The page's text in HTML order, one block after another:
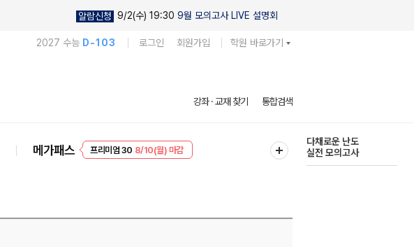
알람신청 9/2(수) 19:30 9월 모의고사 LIVE 설명회
2027 수능 D-103 로그인 회원가입 학원 바로가기
강좌 · 교재 찾기 통합검색
메가패스
EVENT 8/10(월) 마감
다채로운 난도
실전 모의고사